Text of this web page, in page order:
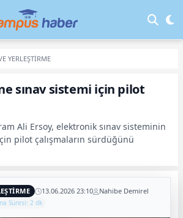
YERLEŞTİRME
sınav sistemi için pilot
Ali Ersoy, elektronik sınav sisteminin
pilot çalışmaların sürdüğünü
13.06.2026 23:10
Nahibe Demirel
Süresi: 2 dk